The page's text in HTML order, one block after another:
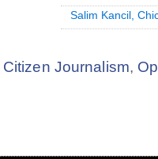
Salim Kancil,
Citizen Journalism,